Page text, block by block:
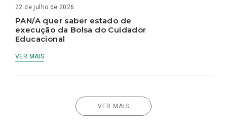
22 de julho de 2026
PAN/A quer saber estado de
execução da Bolsa do Cuidador
Educacional
VER MAIS
VER MAIS